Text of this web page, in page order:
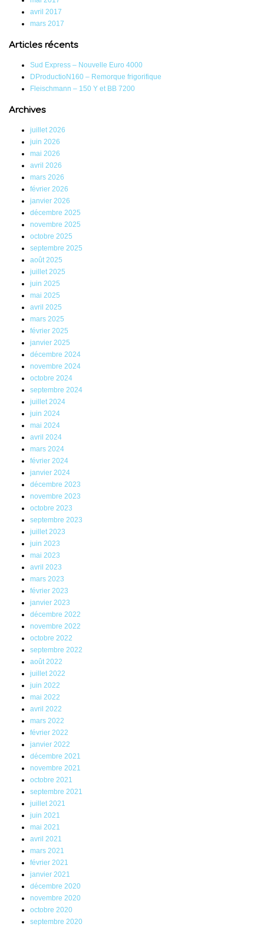
avril 2017
mars 2017
Articles récents
Sud Express – Nouvelle Euro 4000
DProductioN160 – Remorque frigorifique
Fleischmann – 150 Y et BB 7200
Archives
juillet 2026
juin 2026
mai 2026
avril 2026
mars 2026
février 2026
janvier 2026
décembre 2025
novembre 2025
octobre 2025
septembre 2025
août 2025
juillet 2025
juin 2025
mai 2025
avril 2025
mars 2025
février 2025
janvier 2025
décembre 2024
novembre 2024
octobre 2024
septembre 2024
juillet 2024
juin 2024
mai 2024
avril 2024
mars 2024
février 2024
janvier 2024
décembre 2023
novembre 2023
octobre 2023
septembre 2023
juillet 2023
juin 2023
mai 2023
avril 2023
mars 2023
février 2023
janvier 2023
décembre 2022
novembre 2022
octobre 2022
septembre 2022
août 2022
juillet 2022
juin 2022
mai 2022
avril 2022
mars 2022
février 2022
janvier 2022
décembre 2021
novembre 2021
octobre 2021
septembre 2021
juillet 2021
juin 2021
mai 2021
avril 2021
mars 2021
février 2021
janvier 2021
décembre 2020
novembre 2020
octobre 2020
septembre 2020